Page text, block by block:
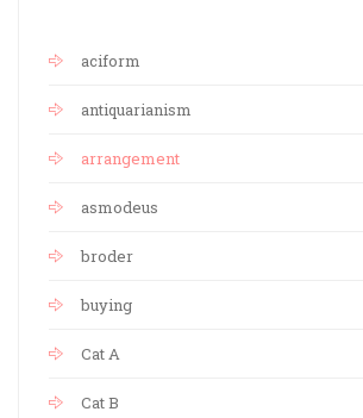
aciform
antiquarianism
arrangement
asmodeus
broder
buying
Cat A
Cat B